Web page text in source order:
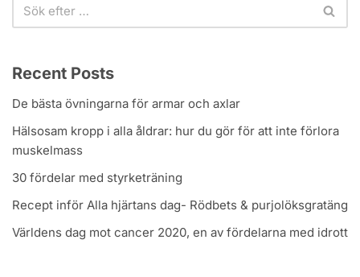
Recent Posts
De bästa övningarna för armar och axlar
Hälsosam kropp i alla åldrar: hur du gör för att inte förlora
muskelmass
30 fördelar med styrketräning
Recept inför Alla hjärtans dag- Rödbets & purjolöksgratäng
Världens dag mot cancer 2020, en av fördelarna med idrott